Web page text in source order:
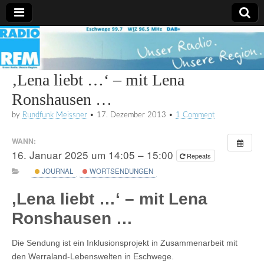
Radio
RFM
‚Lena liebt …‘ – mit Lena
Ronshausen …
by Rundfunk Meissner • 17. Dezember 2013 • 1 Comment
WANN:
16. Januar 2025 um 14:05 – 15:00
Repeats
JOURNAL
WORTSENDUNGEN
‚Lena liebt …‘ – mit Lena
Ronshausen …
Die Sendung ist ein Inklusionsprojekt in Zusammenarbeit mit
den Werraland-Lebenswelten in Eschwege.